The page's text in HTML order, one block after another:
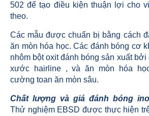
502 để tạo điều kiện thuận lợi cho
theo.
Các mẫu được chuẩn bị bằng cách
ăn mòn hóa học. Các đánh bóng cơ
nhôm bột oxit đánh bóng sản xuất
xước hairline , và ăn mòn hóa
cường toan ăn mòn sâu.
Chất lượng và giá đánh bóng
Thử nghiệm EBSD được thực hiện